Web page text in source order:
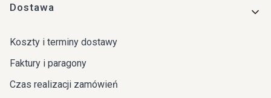
Dostawa
Koszty i terminy dostawy
Faktury i paragony
Czas realizacji zamówień